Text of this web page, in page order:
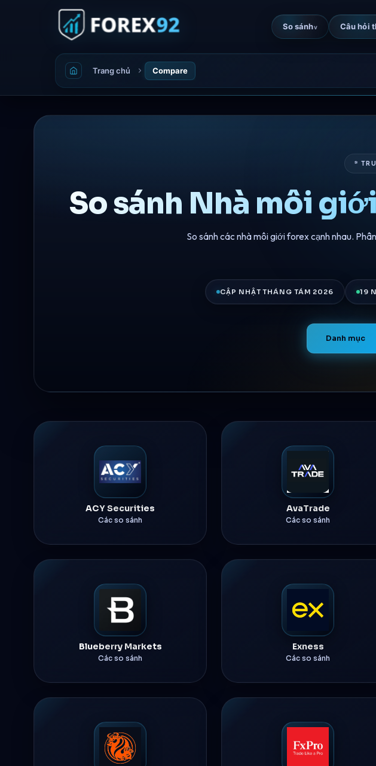
So sánhv Câu hỏi
Trang chủ Compare
*
So sánh Nhà môi
So sánh các nhà môi giới forex cạnh nhau.
CẬP NHẬT THÁNG TÁM 2026 19
Danh mục
ACY Securities
Các so sánh
AvaTrade
Các so sánh
Blueberry Markets
Các so sánh
Exness
Các so sánh